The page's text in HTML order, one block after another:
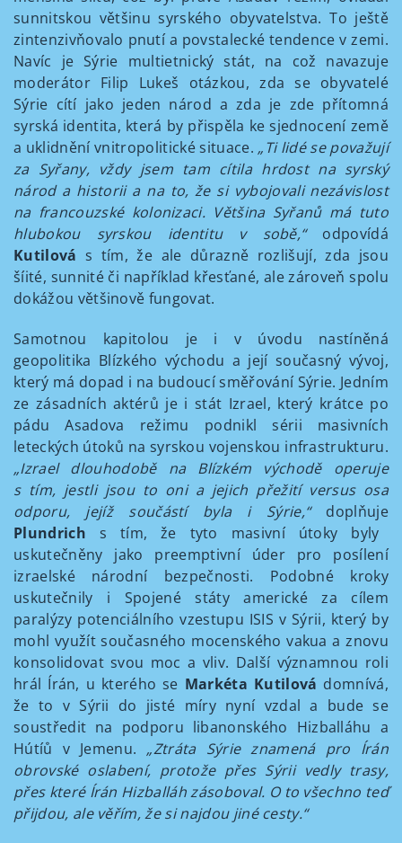
sunnitskou většinu syrského obyvatelstva. To ještě
zintenzivňovalo pnutí a povstalecké tendence v zemi.
Navíc je Sýrie multietnický stát, na což navazuje
moderátor Filip Lukeš otázkou, zda se obyvatelé
Sýrie cítí jako jeden národ a zda je zde přítomná
syrská identita, která by přispěla ke sjednocení země
a uklidnění vnitropolitické situace. „Ti lidé se považují
za Syřany, vždy jsem tam cítila hrdost na syrský
národ a historii a na to, že si vybojovali nezávislost
na francouzské kolonizaci. Většina Syřanů má tuto
hlubokou syrskou identitu v sobě,“odpovídá
Kutilová s tím, že ale důrazně rozlišují, zda jsou
šíité, sunnité či například křesťané, ale zároveň spolu
dokážou většinově fungovat.
Samotnou kapitolou je i v úvodu nastíněná
geopolitika Blízkého východu a její současný vývoj,
který má dopad i na budoucí směřování Sýrie. Jedním
ze zásadních aktérů je i stát Izrael, který krátce po
pádu Asadova režimu podnikl sérii masivních
leteckých útoků na syrskou vojenskou infrastrukturu.
„Izrael dlouhodobě na Blízkém východě operuje
s tím, jestli jsou to oni a jejich přežití versus osa
odporu, jejíž součástí byla i Sýrie,“doplňuje
Plundrich s tím, že tyto masivní útoky byly
uskutečněny jako preemptivní úder pro posílení
izraelské národní bezpečnosti. Podobné kroky
uskutečnily i Spojené státy americké za cílem
paralýzy potenciálního vzestupu ISIS v Sýrii, který by
mohl využít současného mocenského vakua a znovu
konsolidovat svou moc a vliv. Další významnou roli
hrál Írán, u kterého se Markéta Kutilová domnívá,
že to v Sýrii do jisté míry nyní vzdal a bude se
soustředit na podporu libanonského Hizballáhu a
Hútíů v Jemenu. „Ztráta Sýrie znamená pro Írán
obrovské oslabení, protože přes Sýrii vedly trasy,
přes které Írán Hizballáh zásoboval. O to všechno teď
přijdou, ale věřím, že si najdou jiné cesty.“